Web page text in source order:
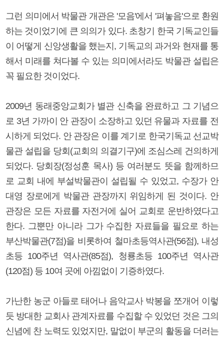
그런 의미에서 박물관 개관은 '모음'에서 '펴놓음'으로 환원
하는 것이었기에 큰 의의가 있다. 초창기 한국 기독교인들
이 어떻게 신앙생활을 했는지, 기독교의 과거와 현재를 통
해서 미래를 쳐다볼 수 있는 의미에서라도 박물관 설립은
꼭 필요한 것이었다.
2009년 동래중앙교회가 별관 신축을 완료하고 그 기념으
로 3년 가까이 안 관장이 소장하고 있던 유물과 자료를 전
시하게 되었다. 안 관장은 이를 계기로 한국기독교 선교박
물관 설립을 당회(교회의 의결기구)에 조심스레 건의하게
되었다. 당회장(정성훈 목사) 등 여러분도 뜻을 함께하므
로 교회 내에 부설박물관이 설립될 수 있었고, 수장가 안
대영 장로에게 박물관 관장까지 위임하게 된 것이다. 안
관장은 모든 자료를 자전거에 실어 교회로 운반하였다고
한다. 그뿐만 아니라 그가 수집한 자료들을 필요로 하는
부산박물관(7점)을 비롯하여 철마초등역사관(56점), 내성
초등 100주년 역사관(85점), 청룡초등 100주년 역사관
(120점) 등 10여 곳에 아낌없이 기증하였다.
가난한 농군 아들로 태어나 음악교사 박봉을 쪼개어 이렇
듯 방대한 교회사 관계자료를 수집할 수 있었던 것은 그의
신념에 찬 노력도 있었지만, 말없이 부군의 활동을 더러는